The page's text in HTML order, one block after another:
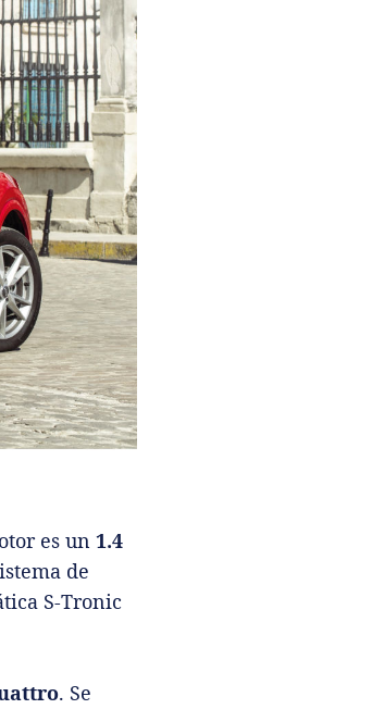
es un 1.4
de
S-Tronic
. Se